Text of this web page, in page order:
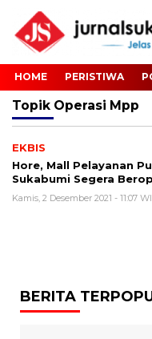
HOME PERISTIWA
Topik Operasi Mpp
EKBIS
Hore, Mall Pelayanan
Sukabumi Segera
Kamis, 2 Desember 2021 - 11:07
BERITA